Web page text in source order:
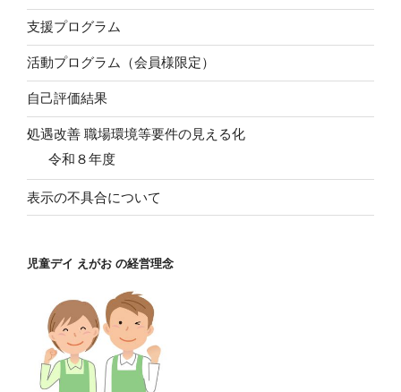
支援プログラム
活動プログラム（会員様限定）
自己評価結果
処遇改善 職場環境等要件の見える化
令和８年度
表示の不具合について
児童デイ えがお の経営理念